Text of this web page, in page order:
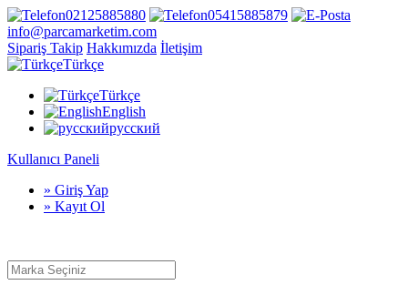
02125885880
05415885879
info@parcamarketim.com
Sipariş Takip Hakkımızda İletişim
Türkçe
Türkçe
English
русский
Kullanıcı Paneli
» Giriş Yap
» Kayıt Ol